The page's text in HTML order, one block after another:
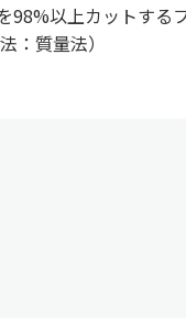
98%以上カットする
：質量法）